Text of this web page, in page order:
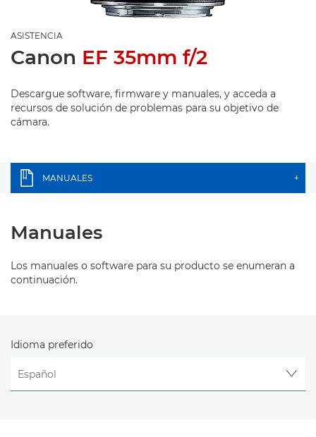
ASISTENCIA
Canon EF 35mm f/2
Descargue software, firmware y manuales, y acceda a
recursos de solución de problemas para su objetivo de
cámara.
MANUALES +
Manuales
Los manuales o software para su producto se enumeran a
continuación.
Idioma preferido